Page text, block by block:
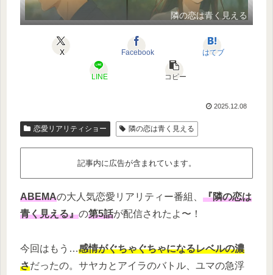
隣の恋は青く見える
X Facebook はてブ
LINE コピー
2025.12.08
恋愛リアリティショー 隣の恋は青く見える
記事内に広告が含まれています。
ABEMAの大人気恋愛リアリティー番組、 『隣の恋は
青く見える』の第5話が配信されたよ〜！
今回はもう…感情がぐちゃぐちゃになるレベルの濃
さだったの。サヤカとアイラのバトル、ユマの急浮